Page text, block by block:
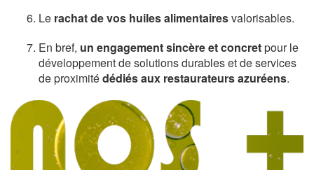
Le rachat de vos huiles alimentairesvalorisables.
En bref, un engagement sincère et concretpour le
développement de solutions durables et de services
de proximitédédiés aux restaurateurs azuréens.